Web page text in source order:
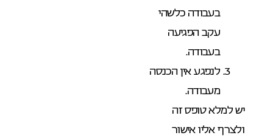
בעבודה כלשהי
עקב הפגיעה
בעבודה.
לנפגע אין הכנסה
מעבודה.
יש למלא טופס זה
ולצרף אליו אישור